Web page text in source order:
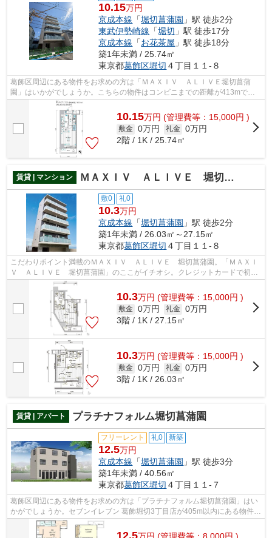
10.15万円
京成本線 「堀切菖蒲園 」駅 徒歩2分
東武伊勢崎線 「堀切 」駅 徒歩17分
京成本線 「お花茶屋 」駅 徒歩18分
築1年未満 / 25.74㎡
東京都葛飾区堀切 ４丁目１１-８
葛飾区周辺にある物件をお求めの方は「ＭＡＸＩＶ ＡＬＩＶＥ堀切菖蒲
園」はいかがでしょうか。こちらの物件はコンビニまでの距離が413mで
す。共用部には敷地内ごみ置き場・エレベー...
10.15万円 (管理費等：15,000円 )
敷金 0万円 礼金 0万円
2階 / 1K / 25.74㎡
賃貸 | マンション ＭＡＸＩＶ ＡＬＩＶＥ 堀切菖蒲園
敷0 礼0
10.3万円
京成本線 「堀切菖蒲園 」駅 徒歩2分
築1年未満 / 26.03㎡～27.15㎡
東京都葛飾区堀切 ４丁目１１-８
こだわりポイント満載のＭＡＸＩＶ ＡＬＩＶＥ 堀切菖蒲園。「ＭＡＸＩ
Ｖ ＡＬＩＶＥ 堀切菖蒲園」のここがイチオシ。クレジットカードで初期
費用がお支払いいただけるので、決済...
10.3万円 (管理費等：15,000円 )
敷金 0万円 礼金 0万円
3階 / 1K / 27.15㎡
10.3万円 (管理費等：15,000円 )
敷金 0万円 礼金 0万円
3階 / 1K / 26.03㎡
賃貸 | アパート プラチナフォルム堀切菖蒲園
フリーレント 礼0 新築
12.5万円
京成本線 「堀切菖蒲園 」駅 徒歩3分
築1年未満 / 40.56㎡
東京都葛飾区堀切 ４丁目１１-７
葛飾区周辺にある物件をお求めの方は「プラチナフォルム堀切菖蒲園」はい
かがでしょうか。セブンイレブン 葛飾堀切3丁目店が405m以内にある物件で
す。初期費用をカードでお支払いいた...